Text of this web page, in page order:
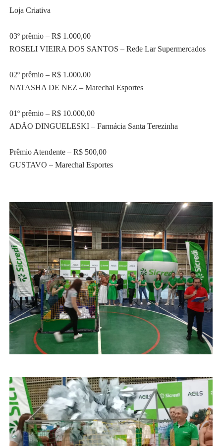
Loja Criativa
03º prêmio – R$ 1.000,00
ROSELI VIEIRA DOS SANTOS – Rede Lar Supermercados
02º prêmio – R$ 1.000,00
NATASHA DE NEZ – Marechal Esportes
01º prêmio – R$ 10.000,00
ADÃO DINGUELESKI – Farmácia Santa Terezinha
Prêmio Atendente – R$ 500,00
GUSTAVO – Marechal Esportes